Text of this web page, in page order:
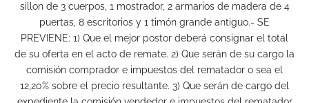
sillon de 3 cuerpos, 1 mostrador, 2 armarios de madera de 4
puertas, 8 escritorios y 1 timón grande antiguo.- SE
PREVIENE: 1) Que el mejor postor deberá consignar el total
de su oferta en el acto de remate. 2) Que serán de su cargo la
comisión comprador e impuestos del rematador o sea el
12,20% sobre el precio resultante. 3) Que serán de cargo del